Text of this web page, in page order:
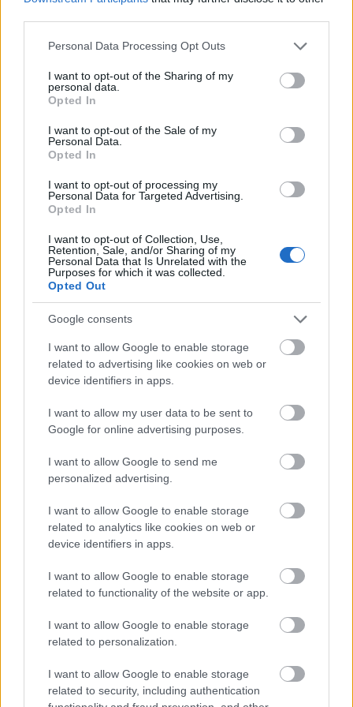
Please note that this website/app uses one or more Google
not limited to your visit or usage behaviour. You may click to
grant or deny consent to Google and its third-party tags to
use your data for below specified purposes in below Google
consent section.
Personal Data Processing Opt Outs
I want to opt-out of the Sharing of my
personal data.
Opted In
I want to opt-out of the Sale of my
Personal Data.
Opted In
I want to opt-out of processing my
Personal Data for Targeted Advertising.
Opted In
I want to opt-out of Collection, Use,
Retention, Sale, and/or Sharing of my
Personal Data that Is Unrelated with the
Purposes for which it was collected.
Opted Out
Google consents
I want to allow Google to enable storage
related to advertising like cookies on web or
device identifiers in apps.
I want to allow my user data to be sent to
Google for online advertising purposes.
I want to allow Google to send me
personalized advertising.
I want to allow Google to enable storage
related to analytics like cookies on web or
device identifiers in apps.
I want to allow Google to enable storage
related to functionality of the website or app.
I want to allow Google to enable storage
related to personalization.
I want to allow Google to enable storage
related to security, including authentication
Νότου και εξυπηρετώντας αγορές και πολίτες
κατά μήκος του BBA».
Στο ίδιο πλαίσιο, ο κ. Δήμας έκανε ιδιαίτερη μνεία
στη διάσταση της στρατιωτικής κινητικότητας και
των υποδομών διττής χρήσης, υπογραμμίζοντας
ότι αποκτά ολοένα και μεγαλύτερη σημασία σε
προτεραιότητα, καθώς η Ευρωπαϊκή Ένωση
επιδιώκει «την ενίσχυση της ανατολικής
Βαλτική Θάλασσα έως την Κύπρο στην Ανατολική
Μεσόγειο».
Κλείνοντας την ομιλία του, ο Υπουργός δήλωσε
συνεργασία με την Επιτροπή και τα κράτη – μέλη
της ΕΕ είναι μία πολιτική απόφαση επένδυσης
ανάπτυξη και την συνδεσιμότητα των
ευρωπαϊκών και με τα διεθνή δίκτυα».
Ο Αναπληρωτής Υπουργός Υποδομών και
Μεταφορών Κωνσταντίνος Κυρανάκης τόνισε:
«Ζήσαμε τις προηγούμενες δεκαετίες
προσπάθειες από προηγούμενες κυβερνήσεις
η Βουλγαρία και η Ρουμανία, για πάρα πολλά
χρόνια - πριν έρθει αυτή η γενιά στα πράγματα -
εμπόδιζαν ο ένας τον άλλον για να μπορέσουμε
να μεταφέρουμε επιβάτες και εμπορεύματα. Και
σήμερα, από τον Δεκέμβριο και μετά, που με
πρωτοβουλία του Απόστολου Τζιτζικώστα
υπογράψαμε ένα πολύ σημαντικό μνημόνιο